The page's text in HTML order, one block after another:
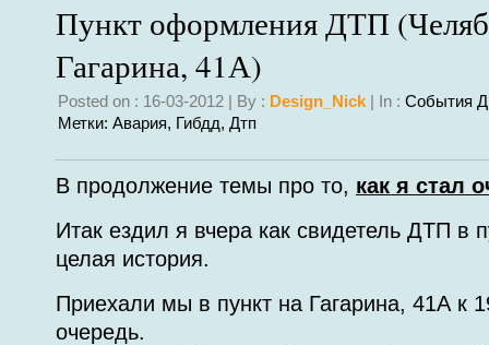
Пункт оформления ДТП
Гагарина, 41А)
Posted on : 16-03-2012 | By : Design_Nick | In : События
Метки: Авария, Гибдд, Дтп
В продолжение темы про то, как я стал
Итак ездил я вчера как свидетель ДТП в
целая история.
Приехали мы в пункт на Гагарина, 41А к
очередь.